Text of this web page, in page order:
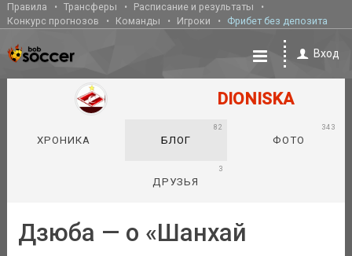
Правила Трансферы
Расписание и результаты
Конкурс прогнозов
Команды Игроки Фрибет без депозита
Вход
DIONISKA
ХРОНИКА БЛОГ
82
ФОТО
343
ДРУЗЬЯ
3
Дзюба — о «Шанхай